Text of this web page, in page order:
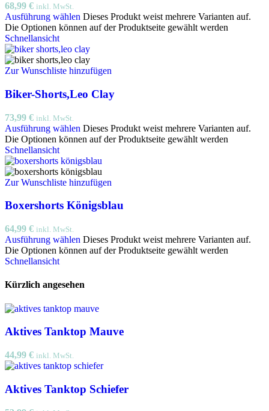
68,99 € inkl. MwSt.
Ausführung wählen Dieses Produkt weist mehrere Varianten auf.
Die Optionen können auf der Produktseite gewählt werden
Schnellansicht
Zur Wunschliste hinzufügen
Biker-Shorts,Leo Clay
73,99 € inkl. MwSt.
Ausführung wählen Dieses Produkt weist mehrere Varianten auf.
Die Optionen können auf der Produktseite gewählt werden
Schnellansicht
Zur Wunschliste hinzufügen
Boxershorts Königsblau
64,99 € inkl. MwSt.
Ausführung wählen Dieses Produkt weist mehrere Varianten auf.
Die Optionen können auf der Produktseite gewählt werden
Schnellansicht
Kürzlich angesehen
Aktives Tanktop Mauve
44,99 € inkl. MwSt.
Aktives Tanktop Schiefer